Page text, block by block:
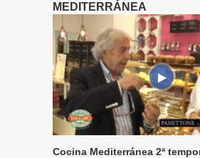
MEDITERRÁNEA
Cocina Mediterránea 2ª